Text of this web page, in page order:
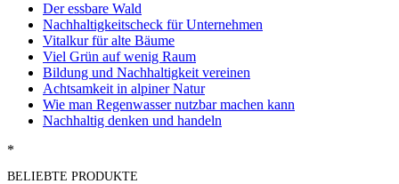
Der essbare Wald
Nachhaltigkeitscheck für Unternehmen
Vitalkur für alte Bäume
Viel Grün auf wenig Raum
Bildung und Nachhaltigkeit vereinen
Achtsamkeit in alpiner Natur
Wie man Regenwasser nutzbar machen kann
Nachhaltig denken und handeln
*
BELIEBTE PRODUKTE